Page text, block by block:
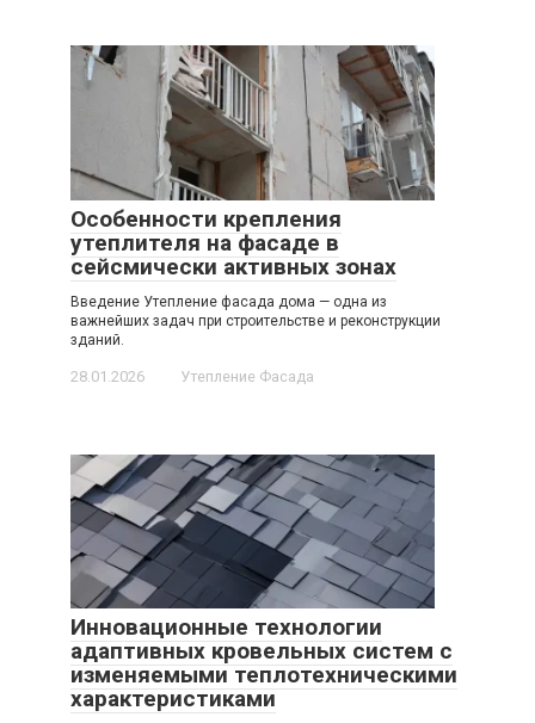
Особенности крепления
утеплителя на фасаде в
сейсмически активных зонах
Введение Утепление фасада дома — одна из
важнейших задач при строительстве и реконструкции
зданий.
28.01.2026 Утепление Фасада
Инновационные технологии
адаптивных кровельных систем с
изменяемыми теплотехническими
характеристиками